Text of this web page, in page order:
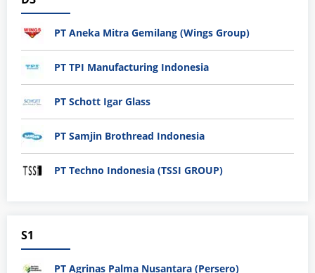
PT Aneka Mitra Gemilang (Wings Group)
PT TPI Manufacturing Indonesia
PT Schott Igar Glass
PT Samjin Brothread Indonesia
PT Techno Indonesia (TSSI GROUP)
S1
PT Agrinas Palma Nusantara (Persero)